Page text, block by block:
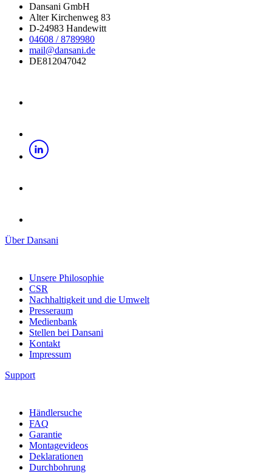
Dansani GmbH
Alter Kirchenweg 83
D-24983 Handewitt
04608 / 8789980
mail@dansani.de
DE812047042
Über Dansani
Unsere Philosophie
CSR
Nachhaltigkeit und die Umwelt
Presseraum
Medienbank
Stellen bei Dansani
Kontakt
Impressum
Support
Händlersuche
FAQ
Garantie
Montagevideos
Deklarationen
Durchbohrung